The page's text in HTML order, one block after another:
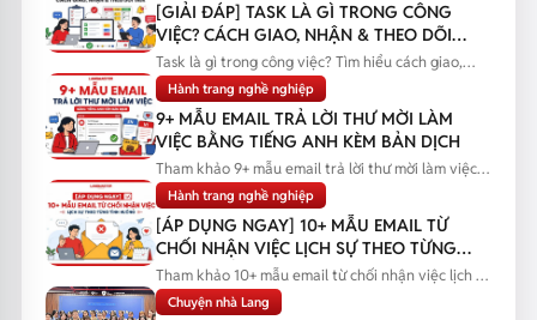
[GIẢI ĐÁP] TASK LÀ GÌ TRONG CÔNG
VIỆC? CÁCH GIAO, NHẬN & THEO DÕI
TASK
Task là gì trong công việc? Tìm hiểu cách giao,
nhận và theo dõi task...
Hành trang nghề nghiệp
9+ MẪU EMAIL TRẢ LỜI THƯ MỜI LÀM
VIỆC BẰNG TIẾNG ANH KÈM BẢN DỊCH
Tham khảo 9+ mẫu email trả lời thư mời làm việc
bằng tiếng Anh kèm bản...
Hành trang nghề nghiệp
[ÁP DỤNG NGAY] 10+ MẪU EMAIL TỪ
CHỐI NHẬN VIỆC LỊCH SỰ THEO TỪNG
TÌNH HUỐNG
Tham khảo 10+ mẫu email từ chối nhận việc lịch sự
theo từng tình huống...
Chuyện nhà Lang